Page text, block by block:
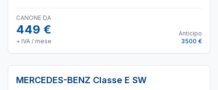
CANONE DA
449 €
+ IVA / mese
Anticipo
3500 €
MERCEDES-BENZ Classe E SW